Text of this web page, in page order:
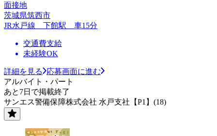
面接地
茨城県筑西市
JR水戸線 下館駅 車15分
交通費支給
未経験OK
詳細を見る
応募画面に進む
アルバイト・パート
あと7日で掲載終了
サンエス警備保障株式会社 水戸支社【P1】(18)